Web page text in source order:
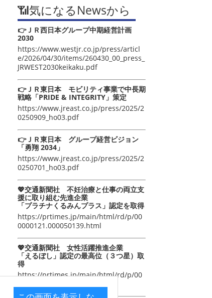
📶気になるNewsから
👉ＪＲ西日本グループ中期経営計画
2030
https://www.westjr.co.jp/press/articl
e/2026/04/30/items/260430_00_press_
JRWEST2030keikaku.pdf
👉ＪＲ東日本 モビリティ事業で中長期
戦略「PRIDE & INTEGRITY」策定
https://www.jreast.co.jp/press/2025/2
0250909_ho03.pdf
👉ＪＲ東日本 グループ経営ビジョン
「勇翔 2034」
https://www.jreast.co.jp/press/2025/2
0250701_ho03.pdf
💖交通新聞社 不妊治療と仕事の両立支
援に取り組む先進企業
「プラチナくるみんプラス」認定を取得
https://prtimes.jp/main/html/rd/p/00
0000121.000050139.html
💖交通新聞社 女性活躍推進企業
「えるぼし」認定の最高位（３つ星）取
得
https://prtimes.jp/main/html/rd/p/00